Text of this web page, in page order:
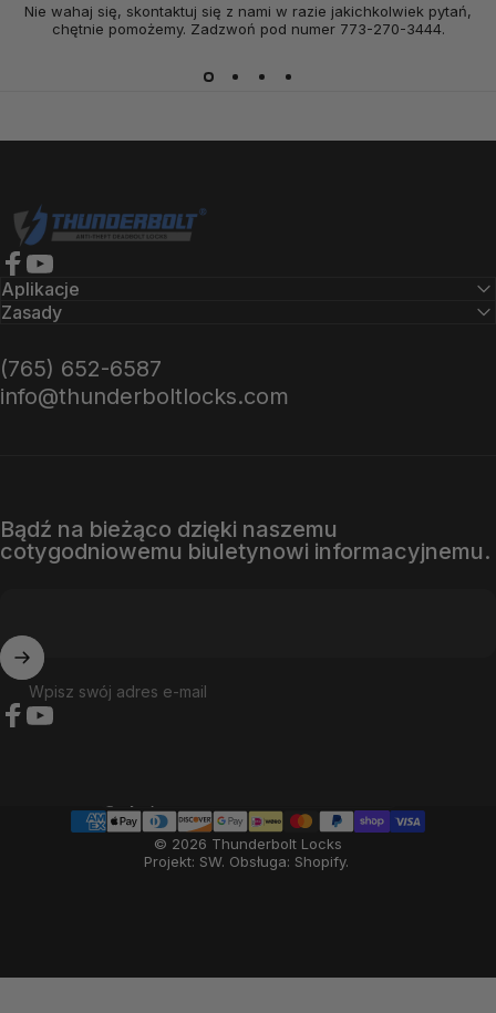
Nie wahaj się, skontaktuj się z nami w razie jakichkolwiek pytań,
chętnie pomożemy. Zadzwoń pod numer 773-270-3444.
Zamki Thunderbolt
Facebook
YouTube
Aplikacje
Zasady
(765) 652-6587
info@thunderboltlocks.com
Bądź na bieżąco dzięki naszemu
cotygodniowemu biuletynowi informacyjnemu.
Wpisz swój adres e-mail
© 2026 Thunderbolt Locks
Projekt: SW. Obsługa: Shopify.
Kraj/region